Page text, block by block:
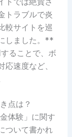
トラブルで炎
較サイトを巡
しました。**
ることで、ボ
速度など、
点は？
体験」に関す
ついて書かれ